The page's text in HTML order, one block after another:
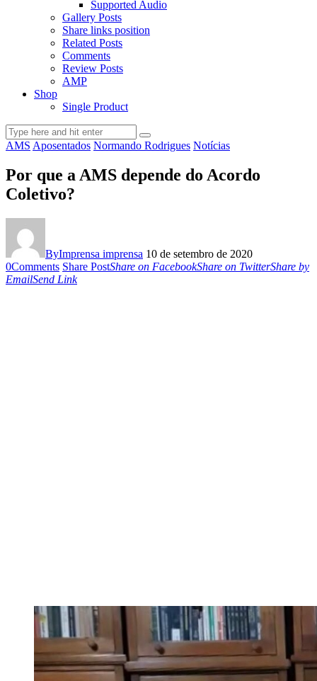
Supported Audio
Gallery Posts
Share links position
Related Posts
Comments
Review Posts
AMP
Shop
Single Product
AMS Aposentados Normando Rodrigues Notícias
Por que a AMS depende do Acordo
Coletivo?
ByImprensa imprensa 10 de setembro de 2020
0Comments Share PostShare on FacebookShare on TwitterShare by
EmailSend Link